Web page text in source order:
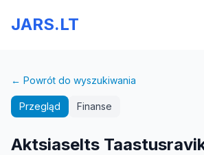
JARS.LT
← Powrót do wyszukiwania
Przegląd Finanse
Aktsiaselts